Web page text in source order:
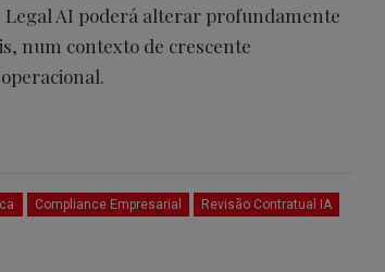
Legal AI poderá alterar profundamente
num contexto de crescente
Compliance Empresarial
Revisão Contratual IA